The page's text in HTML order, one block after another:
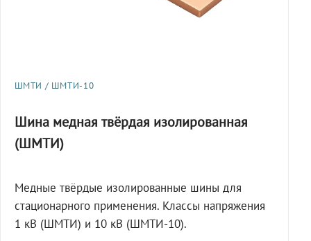
ШМТИ / ШМТИ-10
Шина медная твёрдая изолированная
(ШМТИ)
Медные твёрдые изолированные шины для
стационарного применения. Классы напряжения
1 кВ (ШМТИ) и 10 кВ (ШМТИ-10).